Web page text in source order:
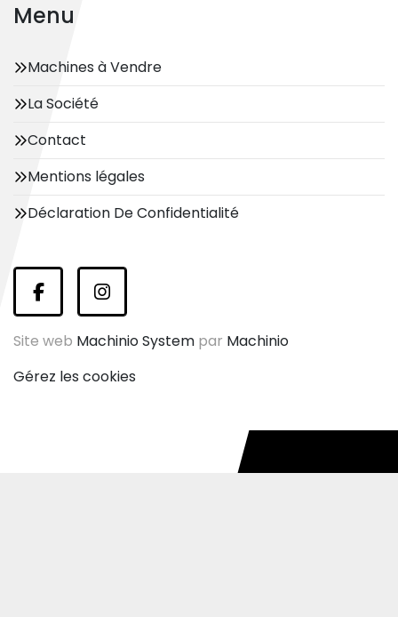
Menu
Machines à Vendre
La Société
Contact
Mentions légales
Déclaration De Confidentialité
facebookinstagram
Site web Machinio System par Machinio
Gérez les cookies